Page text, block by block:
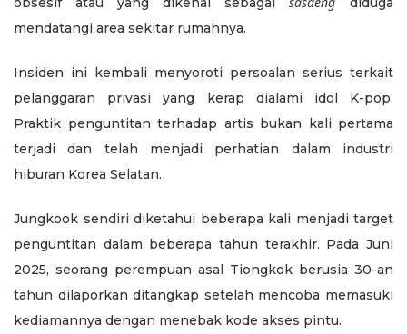
mendatangi area sekitar rumahnya.
Insiden ini kembali menyoroti persoalan serius terkait
pelanggaran privasi yang kerap dialami idol K-pop.
Praktik penguntitan terhadap artis bukan kali pertama
terjadi dan telah menjadi perhatian dalam industri
hiburan Korea Selatan.
Jungkook sendiri diketahui beberapa kali menjadi target
penguntitan dalam beberapa tahun terakhir. Pada Juni
2025, seorang perempuan asal Tiongkok berusia 30-an
tahun dilaporkan ditangkap setelah mencoba memasuki
kediamannya dengan menebak kode akses pintu.